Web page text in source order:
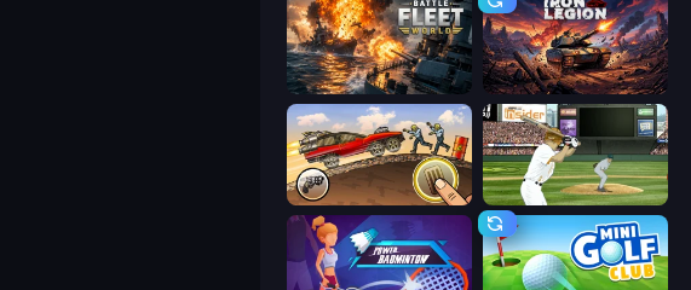
Battle Fleet World Iron Legion
Earn to Die: Zombie Ride ESPN Arcade Baseball